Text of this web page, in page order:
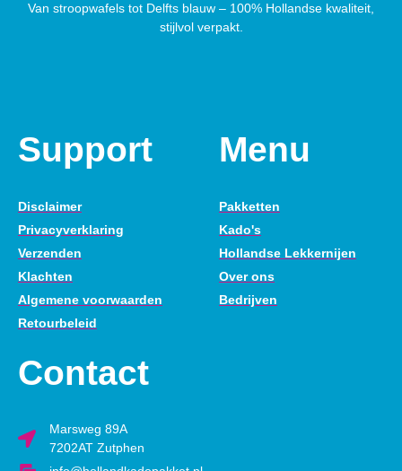
Van stroopwafels tot Delfts blauw – 100% Hollandse kwaliteit,
stijlvol verpakt.
Support
Disclaimer
Privacyverklaring
Verzenden
Klachten
Algemene voorwaarden
Retourbeleid
Menu
Pakketten
Kado's
Hollandse Lekkernijen
Over ons
Bedrijven
Contact
Marsweg 89A
7202AT Zutphen